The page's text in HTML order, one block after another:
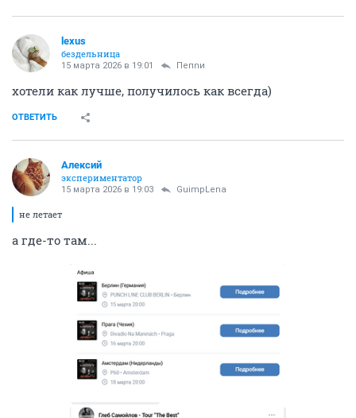
lexus
бездельница
15 марта 2026 в 19:01 Пепnи
хотели как лучше, получилось как всегда)
ОТВЕТИТЬ
Алексий
экспериментатор
15 марта 2026 в 19:03 GuimpLena
не летает
а где-то там...